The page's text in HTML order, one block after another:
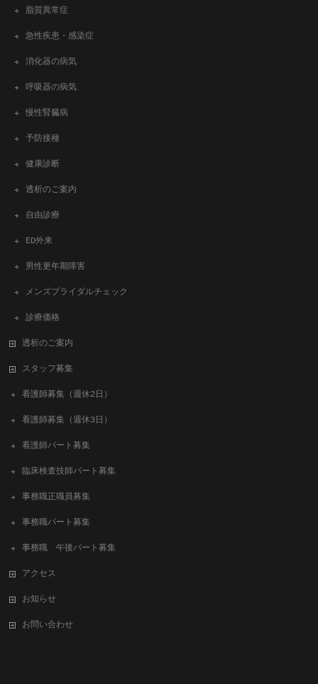
脂質異常症
急性疾患・感染症
消化器の病気
呼吸器の病気
慢性腎臓病
予防接種
健康診断
透析のご案内
自由診療
ED外来
男性更年期障害
メンズブライダルチェック
診療価格
透析のご案内
スタッフ募集
看護師募集（週休2日）
看護師募集（週休3日）
看護師パート募集
臨床検査技師パート募集
事務職正職員募集
事務職パート募集
事務職 午後パート募集
アクセス
お知らせ
お問い合わせ